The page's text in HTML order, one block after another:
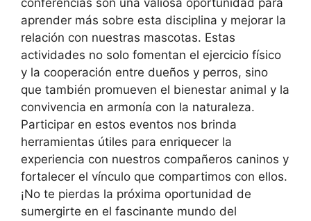
conferencias son una valiosa oportunidad para
aprender más sobre esta disciplina y mejorar la
relación con nuestras mascotas. Estas
actividades no solo fomentan el ejercicio físico
y la cooperación entre dueños y perros, sino
que también promueven el bienestar animal y la
convivencia en armonía con la naturaleza.
Participar en estos eventos nos brinda
herramientas útiles para enriquecer la
experiencia con nuestros compañeros caninos y
fortalecer el vínculo que compartimos con ellos.
¡No te pierdas la próxima oportunidad de
sumergirte en el fascinante mundo del